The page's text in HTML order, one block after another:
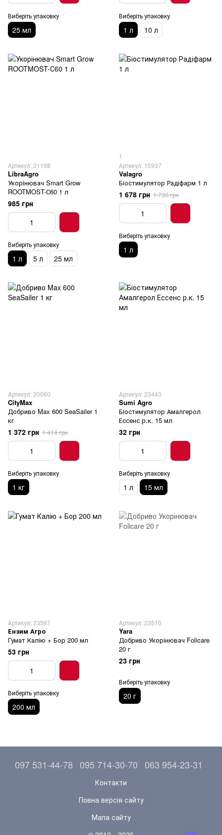
Виберіть упаковку
25 мл
Виберіть упаковку
1 л 10 л
Артикул: 21198
LibraAgro
Укорінювач Smart Grow
ROOTMOST-С60 1 л
985 грн
Виберіть упаковку
1 л 5 л 25 мл
1
Артикул: 15937
Valagro
Біостимулятор Радіфарм 1 л
1 678 грн 1 730 грн
Виберіть упаковку
1 л
Артикул: 20060
CityMax
Добриво Max 600 SeaSailer 1
кг
1 372 грн 1 414 грн
Виберіть упаковку
1 кг
Артикул: 23440
Sumi Agro
Біостимулятор Амалгерол
Ессенс р.к. 15 мл
32 грн
Виберіть упаковку
1 л 15 мл
Артикул: 23567
Ензим Агро
Гумат Калію + Бор 200 мл
53 грн
Виберіть упаковку
200 мл
Артикул: 23510
Yara
Добриво Укорінювач Folicare
20 г
23 грн
Виберіть упаковку
20 г
097 531-44-78 095 714-30-70 063 954-23-31
Контакти
Повна версія сайту
Мапа сайту